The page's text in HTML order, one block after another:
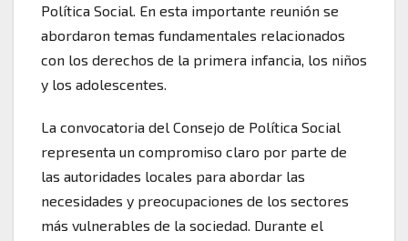
Política Social. En esta importante reunión se
abordaron temas fundamentales relacionados
con los derechos de la primera infancia, los niños
y los adolescentes.
La convocatoria del Consejo de Política Social
representa un compromiso claro por parte de
las autoridades locales para abordar las
necesidades y preocupaciones de los sectores
más vulnerables de la sociedad. Durante el